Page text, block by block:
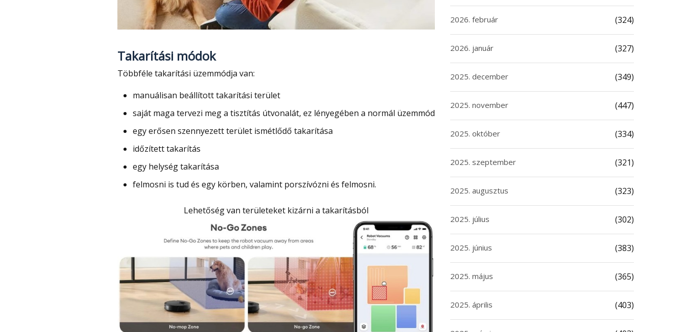
Takarítási módok
Többféle takarítási üzemmódja van:
manuálisan beállított takarítási terület
saját maga tervezi meg a tisztítás útvonalát, ez lényegében a normál üzemmód
egy erősen szennyezett terület ismétlődő takarítása
időzített takarítás
egy helység takarítása
felmosni is tud és egy körben, valamint porszívózni és felmosni.
Lehetőség van területeket kizárni a takarításból
2026. február (324)
2026. január (327)
2025. december (349)
2025. november (447)
2025. október (334)
2025. szeptember (321)
2025. augusztus (323)
2025. július (302)
2025. június (383)
2025. május (365)
2025. április (403)